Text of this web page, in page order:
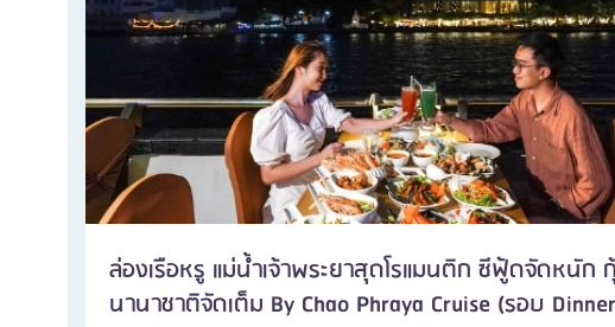
ล่องเรือหรู แม่น้ำเจ้าพระยาสุดโรแมนติก ซีฟู้ดจัดหนัก
นานาชาติจัดเต็ม By Chao Phraya Cruise (รอบ